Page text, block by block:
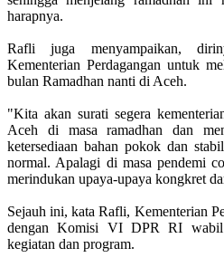
harapnya.
Rafli juga menyampaikan,
Kementerian Perdagangan untuk
bulan Ramadhan nanti di Aceh.
"Kita akan surati segera
Aceh di masa ramadhan dan
ketersediaan bahan pokok dan
normal. Apalagi di masa pendemi
merindukan upaya-upaya kongkret
Sejauh ini, kata Rafli, Kementerian
dengan Komisi VI DPR RI
kegiatan dan program.